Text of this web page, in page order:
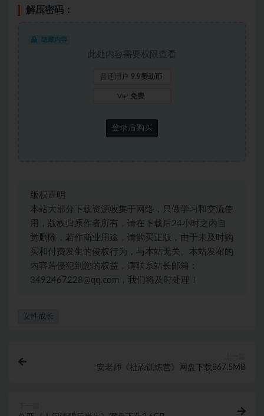
解压密码：
隐藏内容
此处内容需要权限查看
普通用户 9.9赞助币
VIP 免费
登录后购买
版权声明
本站大部分下载资源收集于网络，只做学习和交流使
用，版权归原作者所有，请在下载后24小时之内自
觉删除，若作商业用途，请购买正版，由于未及时购
买和付费发生的侵权行为，与本站无关。本站发布的
内容若侵犯到您的权益，请联系站长邮箱：
3492467228@qq.com，我们将及时处理！
女性成长
安老师《社恐训练营》网盘下载867.5MB